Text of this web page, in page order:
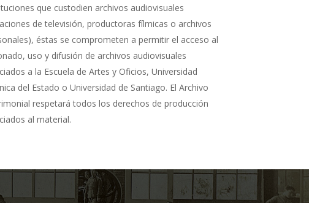
que custodien archivos audiovisuales
de televisión, productoras fílmicas o archivos
éstas se comprometen a permitir el acceso al
uso y difusión de archivos audiovisuales
a la Escuela de Artes y Oficios, Universidad
del Estado o Universidad de Santiago. El Archivo
respetará todos los derechos de producción
al material.